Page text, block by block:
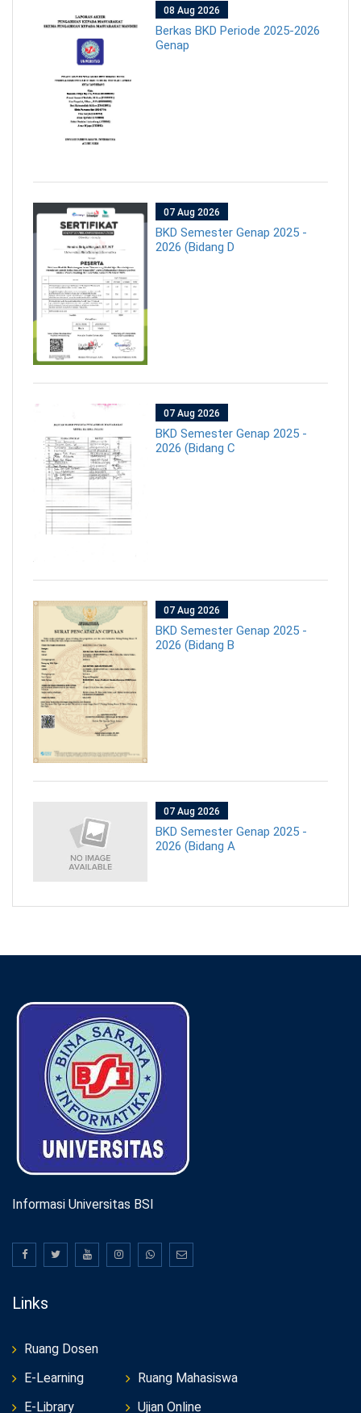
08 Aug 2026
Berkas BKD Periode 2025-2026
Genap
07 Aug 2026
BKD Semester Genap 2025 -
2026 (Bidang D
07 Aug 2026
BKD Semester Genap 2025 -
2026 (Bidang C
07 Aug 2026
BKD Semester Genap 2025 -
2026 (Bidang B
07 Aug 2026
BKD Semester Genap 2025 -
2026 (Bidang A
Informasi Universitas BSI
Links
Ruang Dosen
E-Learning
E-Library
Ruang Mahasiswa
Ujian Online